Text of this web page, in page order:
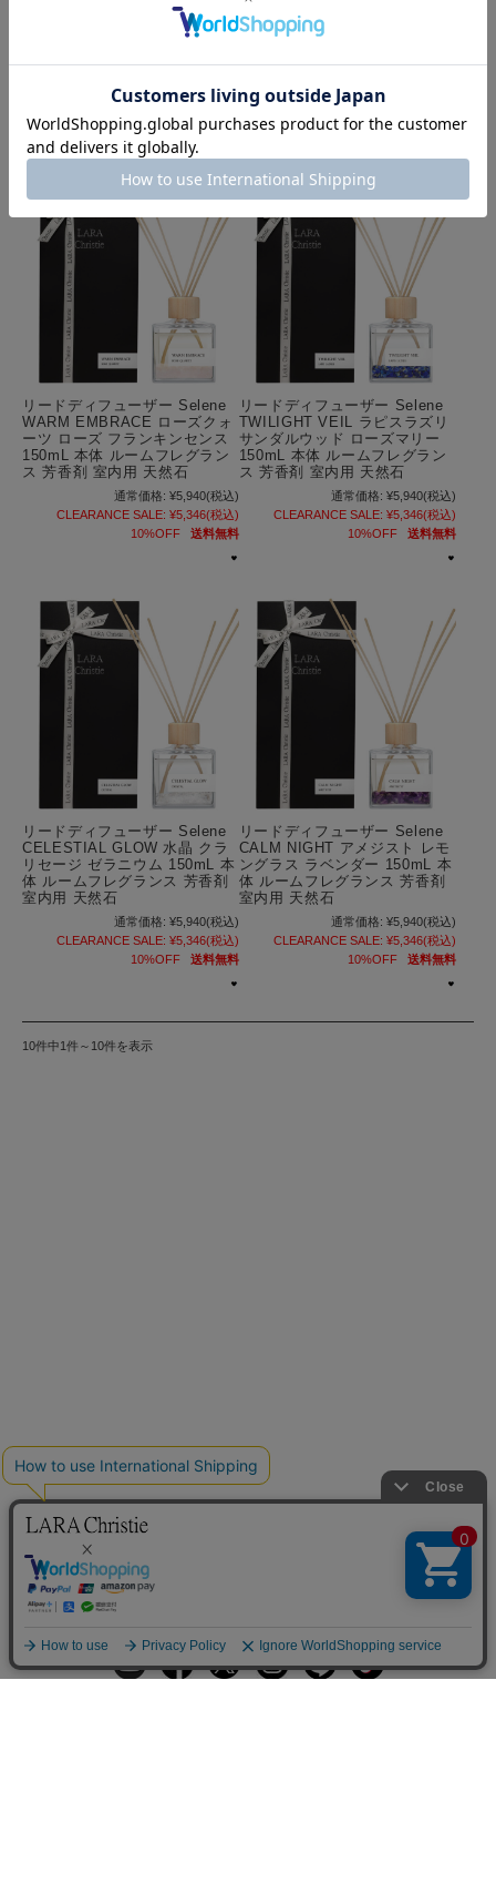
ングラス ラベンダー 150mL 詰
め替え ルームフレグランス 芳
CLEARANCE SALE: ¥1,782 (税込)
アイ ヒノキ カモミール 150mL
本体 ルームフレグランス 芳香
CLEARANCE SALE:
10%OFF
リードディフューザー Selene
WARM EMBRACE ローズクォ
ーツ ローズ フランキンセンス
150mL 本体 ルームフレグラン
ス 芳香剤 室内用 天然石
通常価格: ¥5,940(税込)
CLEARANCE SALE: ¥5,346(税込)
10%OFF
送料無料
リードディフューザー Selene
TWILIGHT VEIL ラピスラズリ
サンダルウッド ローズマリー
150mL 本体 ルームフレグラン
ス 芳香剤 室内用 天然石
通常価格: ¥5,940(税込)
CLEARANCE SALE: ¥5,346(税込)
10%OFF
送料無料
リードディフューザー Selene
CELESTIAL GLOW 水晶 クラ
リセージ ゼラニウム 150mL 本
体 ルームフレグランス 芳香剤
室内用 天然石
通常価格: ¥5,940(税込)
CLEARANCE SALE: ¥5,346(税込)
10%OFF
送料無料
リードディフューザー Selene
CALM NIGHT アメジスト レモ
ングラス ラベンダー 150mL 本
体 ルームフレグランス 芳香剤
室内用 天然石
通常価格: ¥5,940(税込)
CLEARANCE SALE: ¥5,346(税込)
10%OFF
送料無料
10件中1件～10件を表示